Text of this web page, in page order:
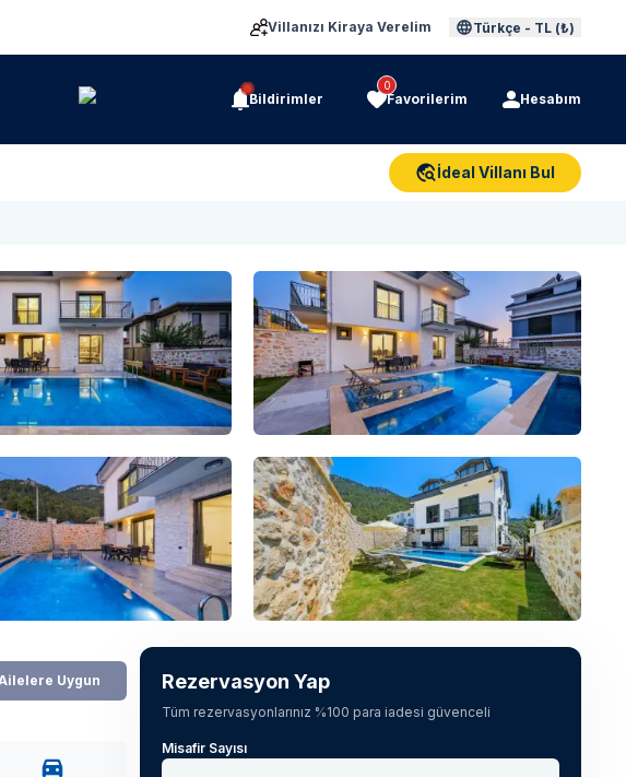
Villanızı Kiraya Verelim Türkçe - TL (₺)
Bildirimler
0
Favorilerim Hesabım
İdeal Villanı Bul
Tüm fotoğrafları gör
Uygun Rezervasyon Yap
Tüm rezervasyonlarınız %100 para iadesi güvenceli
Misafir Sayısı